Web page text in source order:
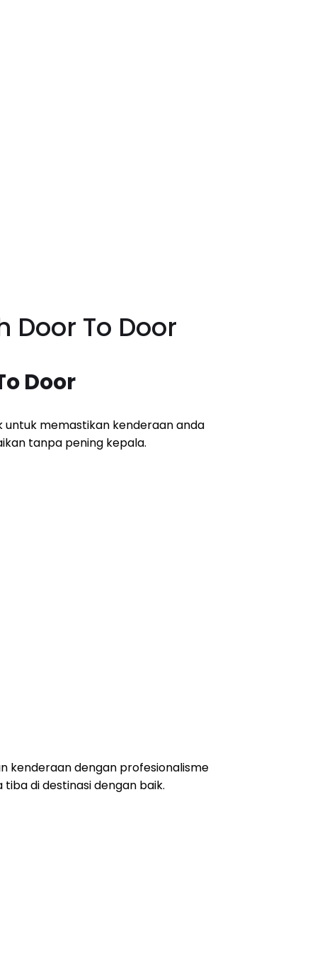
To Door
Door
untuk memastikan kenderaan anda
tanpa pening kepala.
kenderaan dengan profesionalisme
di destinasi dengan baik.